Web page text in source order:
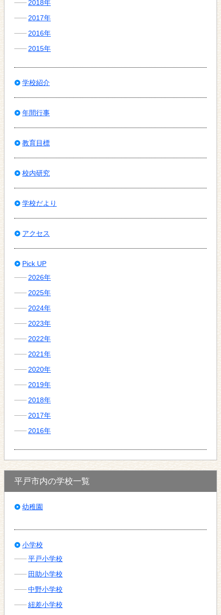
2018年
2017年
2016年
2015年
学校紹介
年間行事
教育目標
校内研究
学校だより
アクセス
Pick UP
2026年
2025年
2024年
2023年
2022年
2021年
2020年
2019年
2018年
2017年
2016年
平戸市内の学校一覧
幼稚園
小学校
平戸小学校
田助小学校
中野小学校
紐差小学校